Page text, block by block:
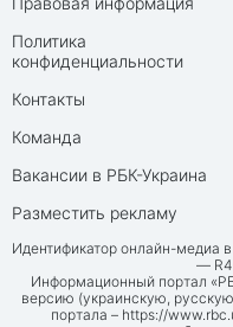
Политика
конфиденциальности
Контакты
Команда
Вакансии в РБК-Украина
Разместить рекламу
Идентификатор онлайн-медиа
—
Информационный портал
версию (украинскую,
портала – https://